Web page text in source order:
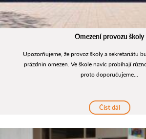
Omezení provozu školy
Upozorňujeme, že provoz školy a sekretariátu
prázdnin omezen. Ve škole navíc probíhají
proto doporučujeme...
Číst dál